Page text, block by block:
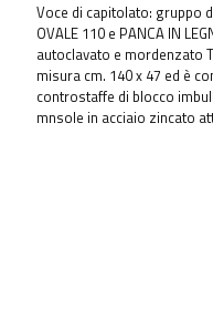
Voce di capitolato: gruppo
OVALE 110 e PANCA IN
autoclavato e mordenzato
misura cm. 140 x 47 ed è
controstaffe di blocco
mnsole in acciaio zincato